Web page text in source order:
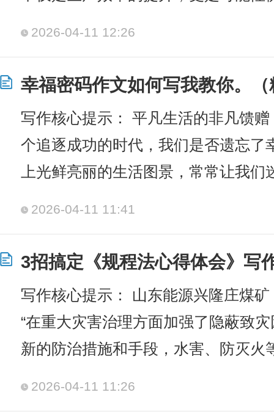
2026-04-11 12:26
幸福密码作文如何写我教你。
写作核心提示： 平凡生活的非凡馈
个追逐成功的时代，我们是否遗忘了
上光鲜亮丽的生活图景，常常让我
2026-04-11 11:41
3招搞定《规程法心得体会》写
写作核心提示： 山东能源兴隆庄煤矿
“在重大灾害治理方面加强了隐蔽致
新的防治措施和手段，水害、防灭火
2026-04-11 11:26